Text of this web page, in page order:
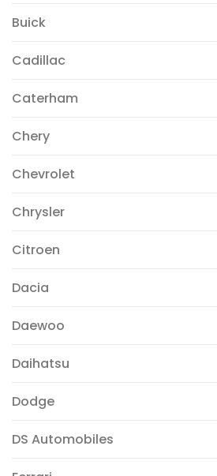
Buick
Cadillac
Caterham
Chery
Chevrolet
Chrysler
Citroen
Dacia
Daewoo
Daihatsu
Dodge
DS Automobiles